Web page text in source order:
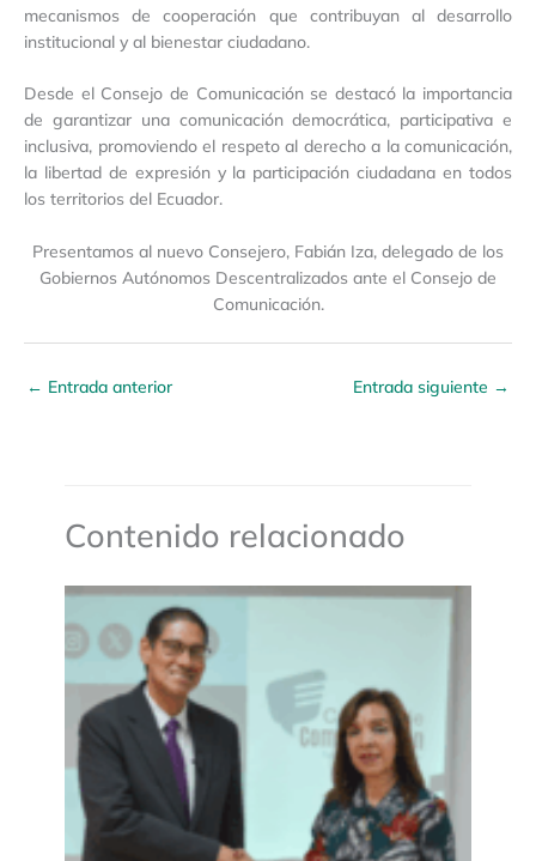
mecanismos de cooperación que contribuyan al desarrollo
institucional y al bienestar ciudadano.
Desde el Consejo de Comunicación se destacó la importancia
de garantizar una comunicación democrática, participativa e
inclusiva, promoviendo el respeto al derecho a la comunicación,
la libertad de expresión y la participación ciudadana en todos
los territorios del Ecuador.
Presentamos al nuevo Consejero, Fabián Iza, delegado de los
Gobiernos Autónomos Descentralizados ante el Consejo de
Comunicación.
← Entrada anterior Entrada siguiente →
Contenido relacionado